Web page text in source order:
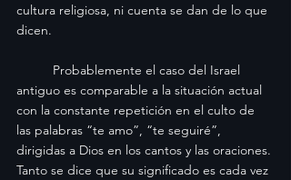
cultura religiosa, ni cuenta se dan de lo que
dicen.
antiguo es comparable a la situación actual
con la constante repetición en el culto de
las palabras “te amo”, “te seguiré”,
dirigidas a Dios en los cantos y las oraciones.
Tanto se dice que su significado es cada vez